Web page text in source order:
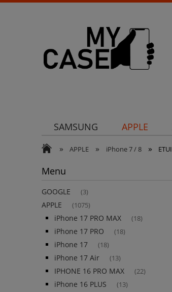
SAMSUNG APPLE
Uchwyty
Ochrona
» APPLE » iPhone 7 / 8 »
Menu
GOOGLE (3)
APPLE (1075)
iPhone 17 PRO MAX (18)
iPhone 17 PRO (18)
iPhone 17 (18)
iPhone 17 Air (13)
IPHONE 16 PRO MAX (22)
iPhone 16 PLUS (13)